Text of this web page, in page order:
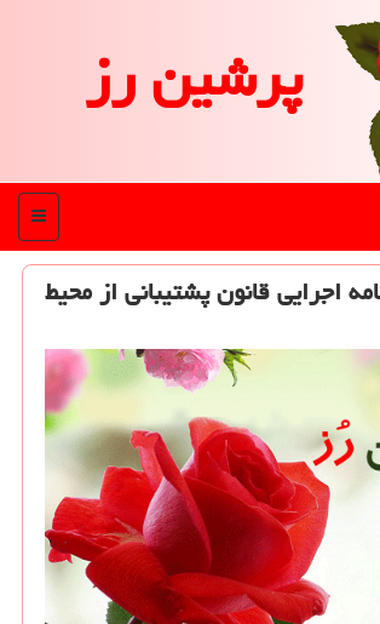
پرشین رز
منو
اجرایی قانون پشتیبانی از محیط